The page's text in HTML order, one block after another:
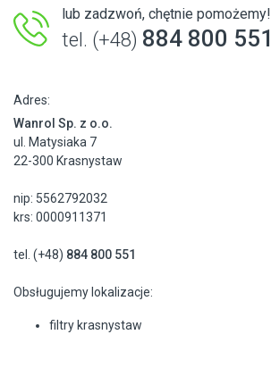
lub zadzwoń, chętnie pomożemy!
tel. (+48) 884 800 551
Adres:
Wanrol Sp. z o.o.
ul. Matysiaka 7
22-300 Krasnystaw
nip: 5562792032
krs: 0000911371
tel. (+48) 884 800 551
Obsługujemy lokalizacje:
filtry krasnystaw